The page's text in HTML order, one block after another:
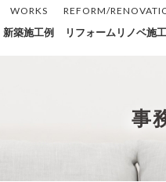
WORKS
新築施工例
REFORM/
リフォームリノベ施
事